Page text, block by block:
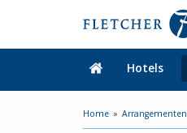
Hotels
Home Arrangementen